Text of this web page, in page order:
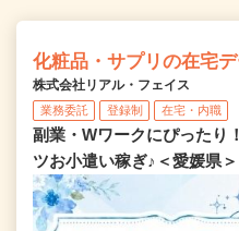
化粧品・サプリの在宅
株式会社リアル・フェイス
業務委託 登録制 在宅・内職
副業・Wワークにぴったり
ツお小遣い稼ぎ♪＜愛媛県＞